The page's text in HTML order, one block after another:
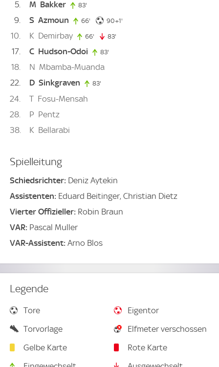
5 M Bakker 83'
9 S Azmoun 66' 66. minute
90+1'
10 K Demirbay 66' 66. minute
83'
17 C Hudson-Odoi 83'
18 N Mbamba-Muanda
22
D Sinkgraven 83'
24 T Fosu-Mensah
28
P Pentz
38
K Bellarabi
Spielleitung
Schiedsrichter: Deniz Aytekin
Assistenten: Eduard Beitinger, Christian Dietz
Vierter Offizieller: Robin Braun
VAR: Pascal Muller
VAR-Assistent: Arno Blos
Legende
Tore
Eigentor
Torvorlage
Elfmeter verschossen
Gelbe Karte
Rote Karte